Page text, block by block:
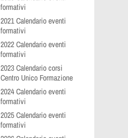
formativi
2021 Calendario eventi
formativi
2022 Calendario eventi
formativi
2023 Calendario corsi
Centro Unico Formazione
2024 Calendario eventi
formativi
2025 Calendario eventi
formativi